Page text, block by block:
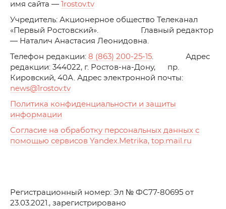
имя сайта —
1rostov.tv
Учредитель: Акционерное общество Телеканал
«Первый Ростовский». Главный редактор
— Наталич Анастасия Леонидовна.
Телефон редакции: 8 (863) 200-25-15. Адрес
редакции: 344022, г. Ростов-на-Дону, пр.
Кировский, 40А. Адрес электронной почты:
news@1rostov.tv
Политика конфиденциальности и защиты
информации
Согласие на обработку персональных данных с
помощью сервисов Yandex.Metrika, top.mail.ru
Регистрационный номер: Эл № ФС77-80695 от
23.03.2021., зарегистрировано